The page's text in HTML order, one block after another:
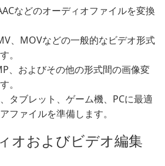
などのオーディオファイルを変換
、MOVなどの一般的なビデオ形式
。
、およびその他の形式間の画像変
。
タブレット、ゲーム機、PCに最適
ファイルを準備します。
オおよびビデオ編集